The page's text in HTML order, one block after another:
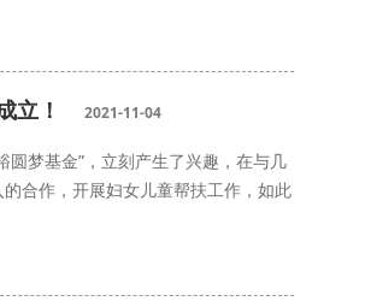
立！ 2021-11-04
梦基金”，立刻产生了兴趣，在与几
合作，开展妇女儿童帮扶工作，如此